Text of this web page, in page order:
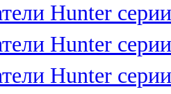
Hunter
Hunter
Hunter